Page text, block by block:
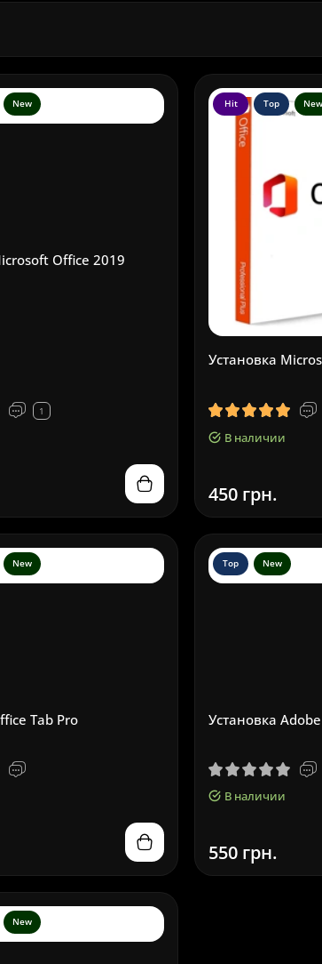
New
Office 2019
1
Hit Top New
Установка
В наличии
450 грн.
New
Tab Pro
Top New
Установка
В наличии
550 грн.
New